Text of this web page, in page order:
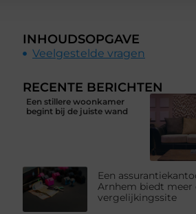
INHOUDSOPGAVE
Veelgestelde vragen
RECENTE BERICHTEN
Een stillere woonkamer
begint bij de juiste wand
Een
Arnhem biedt meer
vergelijkingssite